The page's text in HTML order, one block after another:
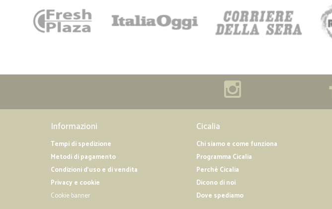
Informazioni
Tempi di spedizione
Metodi di pagamento
Condizioni d'uso e di vendita
Privacy e cookie
Cookie banner
Cicalia
Chi siamo e come funziona
Programma Cicalia
Perché Cicalia
Dicono di noi
Dove spediamo